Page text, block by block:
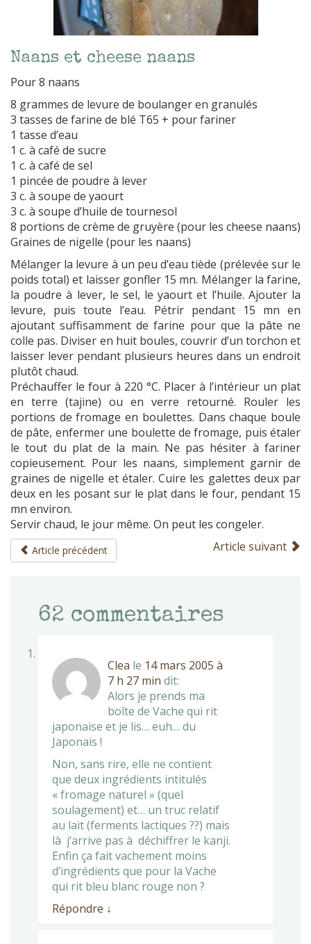
Naans et cheese naans
Pour 8 naans
8 grammes de levure de boulanger en granulés
3 tasses de farine de blé T65 + pour fariner
1 tasse d’eau
1 c. à café de sucre
1 c. à café de sel
1 pincée de poudre à lever
3 c. à soupe de yaourt
3 c. à soupe d’huile de tournesol
8 portions de crème de gruyère (pour les cheese naans)
Graines de nigelle (pour les naans)
Mélanger la levure à un peu d’eau tiède (prélevée sur le
poids total) et laisser gonfler 15 mn. Mélanger la farine,
la poudre à lever, le sel, le yaourt et l’huile. Ajouter la
levure, puis toute l’eau. Pétrir pendant 15 mn en
ajoutant suffisamment de farine pour que la pâte ne
colle pas. Diviser en huit boules, couvrir d’un torchon et
laisser lever pendant plusieurs heures dans un endroit
plutôt chaud.
Préchauffer le four à 220 °C. Placer à l’intérieur un plat
en terre (tajine) ou en verre retourné. Rouler les
portions de fromage en boulettes. Dans chaque boule
de pâte, enfermer une boulette de fromage, puis étaler
le tout du plat de la main. Ne pas hésiter à fariner
copieusement. Pour les naans, simplement garnir de
graines de nigelle et étaler. Cuire les galettes deux par
deux en les posant sur le plat dans le four, pendant 15
mn environ.
Servir chaud, le jour même. On peut les congeler.
Article précédent Article suivant
62 commentaires
Clea le 14 mars 2005 à
7 h 27 min dit:
Alors je prends ma
boîte de Vache qui rit
japonaise et je lis… euh… du
Japonais !
Non, sans rire, elle ne contient
que deux ingrédients intitulés
« fromage naturel » (quel
soulagement) et… un truc relatif
au lait (ferments lactiques ??) mais
là j’arrive pas à déchiffrer le kanji.
Enfin ça fait vachement moins
d’ingrédients que pour la Vache
qui rit bleu blanc rouge non ?
Répondre ↓